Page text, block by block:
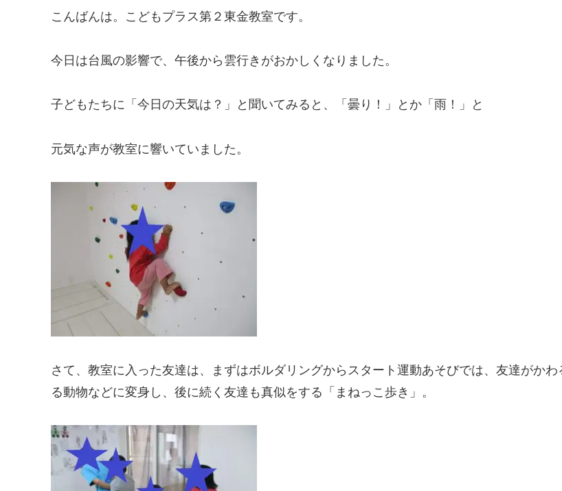
こんばんは。こどもプラス第２東金教室です。
今日は台風の影響で、午後から雲行きがおかしくなりました。
子どもたちに「今日の天気は？」と聞いてみると、「曇り！」とか「雨！」と
元気な声が教室に響いていました。
さて、教室に入った友達は、まずはボルダリングからスタート運動あそびでは、友達がかわ
る動物などに変身し、後に続く友達も真似をする「まねっこ歩き」。